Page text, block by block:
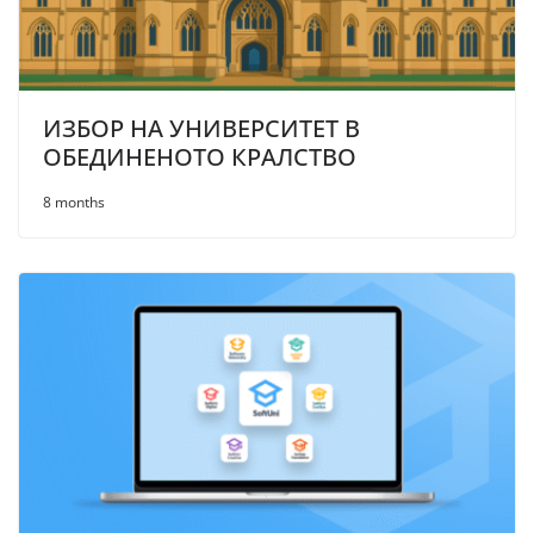
ИЗБОР НА УНИВЕРСИТЕТ В
ОБЕДИНЕНОТО КРАЛСТВО
8 months